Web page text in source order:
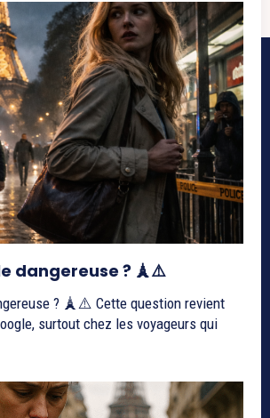
dangereuse ? 🗼⚠️
? 🗼⚠️ Cette question revient
surtout chez les voyageurs qui